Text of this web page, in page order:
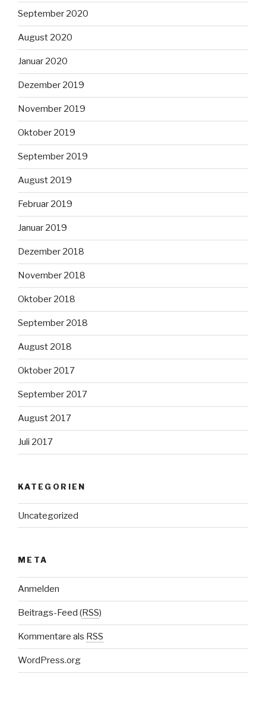
September 2020
August 2020
Januar 2020
Dezember 2019
November 2019
Oktober 2019
September 2019
August 2019
Februar 2019
Januar 2019
Dezember 2018
November 2018
Oktober 2018
September 2018
August 2018
Oktober 2017
September 2017
August 2017
Juli 2017
KATEGORIEN
Uncategorized
META
Anmelden
Beitrags-Feed (RSS)
Kommentare als RSS
WordPress.org